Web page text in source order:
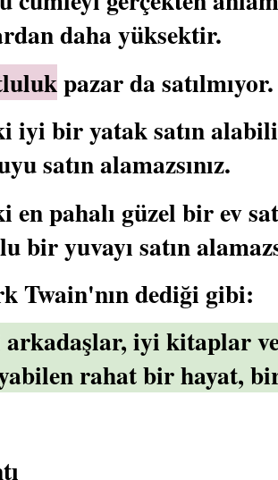
daha yüksektir.
pazar da satılmıyor.
iyi bir yatak satın
satın alamazsınız.
en pahalı güzel bir ev
bir yuvayı satın
Twain'nın dediği gibi:
iyi kitaplar ve
rahat bir hayat,